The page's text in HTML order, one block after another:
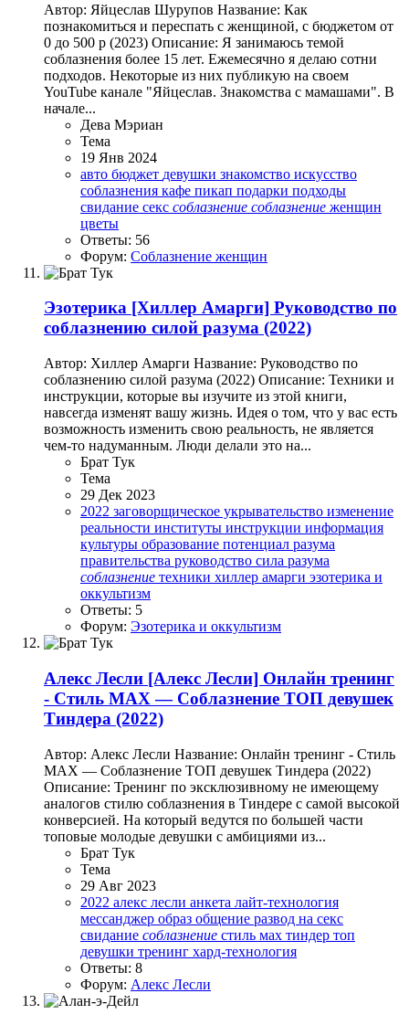
Автор: Яйцеслав Шурупов Название: Как
познакомиться и переспать с женщиной, с бюджетом от
0 до 500 р (2023) Описание: Я занимаюсь темой
соблазнения более 15 лет. Ежемесячно я делаю сотни
подходов. Некоторые из них публикую на своем
YouTube канале "Яйцеслав. Знакомства с мамашами". В
начале...
Дева Мэриан
Тема
19 Янв 2024
авто бюджет девушки знакомство искусство
соблазнения кафе пикап подарки подходы
свидание секс соблазнение соблазнение женщин
цветы
Ответы: 56
Форум: Соблазнение женщин
Эзотерика [Хиллер Амарги] Руководство по
соблазнению силой разума (2022)
Автор: Хиллер Амарги Название: Руководство по
соблазнению силой разума (2022) Описание: Техники и
инструкции, которые вы изучите из этой книги,
навсегда изменят вашу жизнь. Идея о том, что у вас есть
возможность изменить свою реальность, не является
чем-то надуманным. Люди делали это на...
Брат Тук
Тема
29 Дек 2023
2022 заговорщическое укрывательство изменение
реальности институты инструкции информация
культуры образование потенциал разума
правительства руководство сила разума
соблазнение техники хиллер амарги эзотерика и
оккультизм
Ответы: 5
Форум: Эзотерика и оккультизм
Алекс Лесли [Алекс Лесли] Онлайн тренинг
- Стиль МАХ — Соблазнение ТОП девушек
Тиндера (2022)
Автор: Алекс Лесли Название: Онлайн тренинг - Стиль
МАХ — Соблазнение ТОП девушек Тиндера (2022)
Описание: Тренинг по эксклюзивному не имеющему
аналогов стилю соблазнения в Тиндере с самой высокой
конверсией. На который ведутся по большей части
топовые молодые девушки с амбициями из...
Брат Тук
Тема
29 Авг 2023
2022 алекс лесли анкета лайт-технология
мессанджер образ общение развод на секс
свидание соблазнение стиль мах тиндер топ
девушки тренинг хард-технология
Ответы: 8
Форум: Алекс Лесли